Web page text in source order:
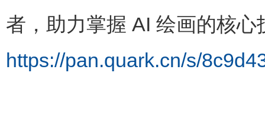
者，助力掌握 AI 绘画的核
https://pan.quark.cn/s/